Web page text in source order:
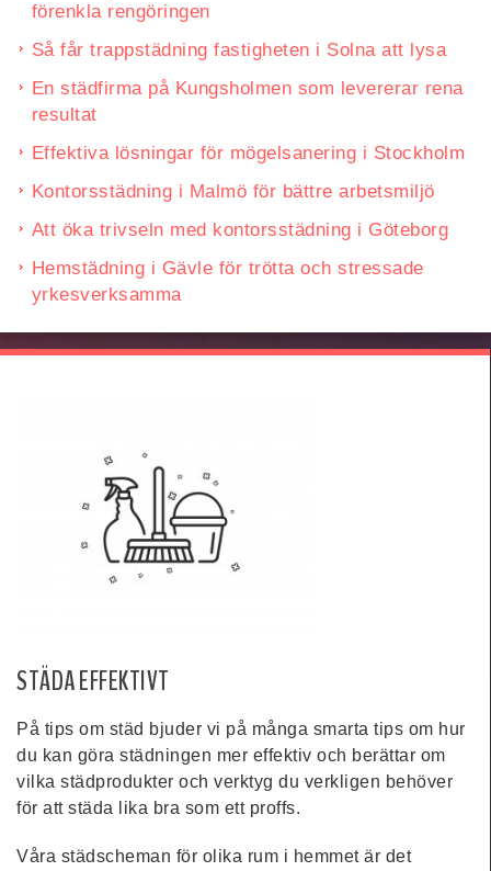
förenkla rengöringen
Så får trappstädning fastigheten i Solna att lysa
En städfirma på Kungsholmen som levererar rena
resultat
Effektiva lösningar för mögelsanering i Stockholm
Kontorsstädning i Malmö för bättre arbetsmiljö
Att öka trivseln med kontorsstädning i Göteborg
Hemstädning i Gävle för trötta och stressade
yrkesverksamma
STÄDA EFFEKTIVT
På tips om städ bjuder vi på många smarta tips om hur
du kan göra städningen mer effektiv och berättar om
vilka städprodukter och verktyg du verkligen behöver
för att städa lika bra som ett proffs.
Våra städscheman för olika rum i hemmet är det